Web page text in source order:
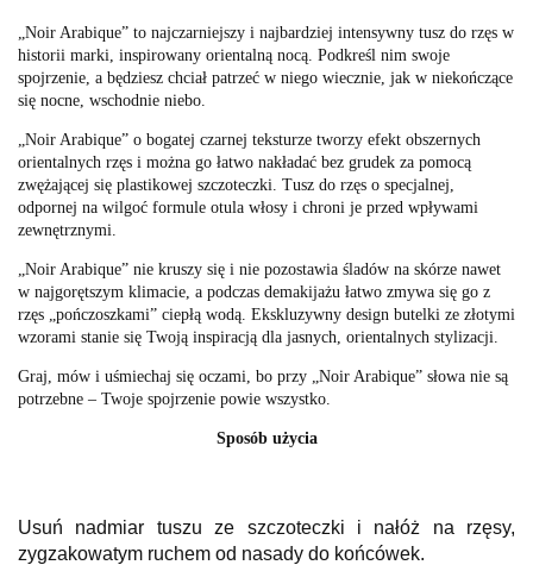
„Noir Arabique” to najczarniejszy i najbardziej intensywny tusz do rzęs w
historii marki, inspirowany orientalną nocą. Podkreśl nim swoje
spojrzenie, a będziesz chciał patrzeć w niego wiecznie, jak w niekończące
się nocne, wschodnie niebo.
„Noir Arabique” o bogatej czarnej teksturze tworzy efekt obszernych
orientalnych rzęs i można go łatwo nakładać bez grudek za pomocą
zwężającej się plastikowej szczoteczki. Tusz do rzęs o specjalnej,
odpornej na wilgoć formule otula włosy i chroni je przed wpływami
zewnętrznymi.
„Noir Arabique” nie kruszy się i nie pozostawia śladów na skórze nawet
w najgorętszym klimacie, a podczas demakijażu łatwo zmywa się go z
rzęs „pończoszkami” ciepłą wodą. Ekskluzywny design butelki ze złotymi
wzorami stanie się Twoją inspiracją dla jasnych, orientalnych stylizacji.
Graj, mów i uśmiechaj się oczami, bo przy „Noir Arabique” słowa nie są
potrzebne – Twoje spojrzenie powie wszystko.
Sposób użycia
Usuń nadmiar tuszu ze szczoteczki i nałóż na rzęsy,
zygzakowatym ruchem od nasady do końcówek.